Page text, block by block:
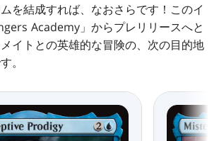
を結成すれば、なおさらです！このイ
Academy」からプレリリースへと
イトとの英雄的な冒険の、次の目的地
。